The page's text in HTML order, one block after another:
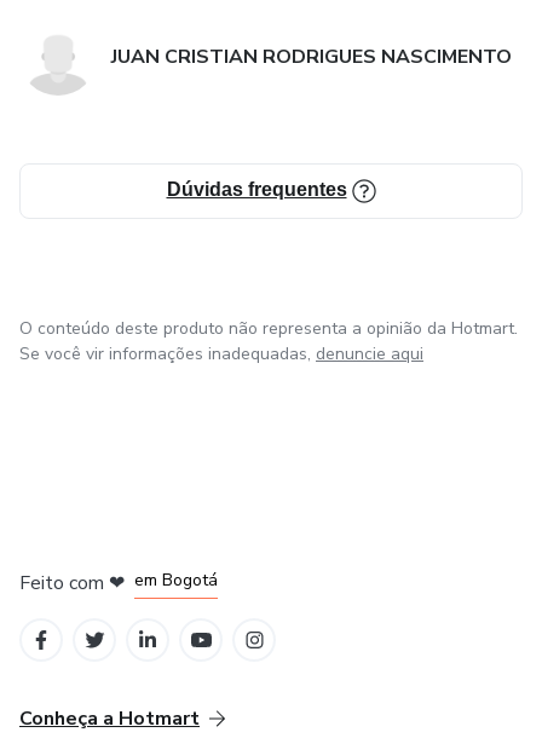
JUAN CRISTIAN RODRIGUES NASCIMENTO
Dúvidas frequentes
O conteúdo deste produto não representa a opinião da Hotmart.
Se você vir informações inadequadas, denuncie aqui
Feito com ❤ em Bogotá
Conheça a Hotmart